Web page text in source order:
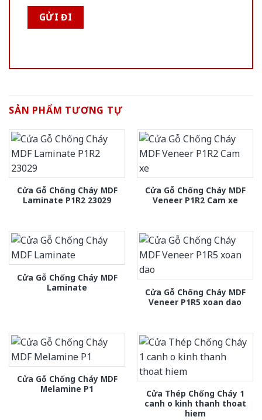
SẢN PHẨM TƯƠNG TỰ
Cửa Gỗ Chống Cháy MDF
Laminate P1R2 23029
Cửa Gỗ Chống Cháy MDF
Veneer P1R2 Cam xe
Cửa Gỗ Chống Cháy MDF
Laminate
Cửa Gỗ Chống Cháy MDF
Veneer P1R5 xoan dao
Cửa Gỗ Chống Cháy MDF
Melamine P1
Cửa Thép Chống Cháy 1
canh o kinh thanh thoat
hiem